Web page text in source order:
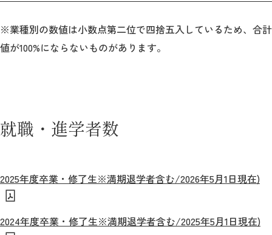
※業種別の数値は小数点第二位で四捨五入しているため、合計
値が100%にならないものがあります。
就職・進学者数
2025年度卒業・修了生※満期退学者含む/2026年5月1日現在)
2024年度卒業・修了生※満期退学者含む/2025年5月1日現在)